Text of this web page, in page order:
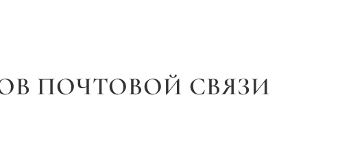
ПОЧТОВОЙ СВЯЗИ